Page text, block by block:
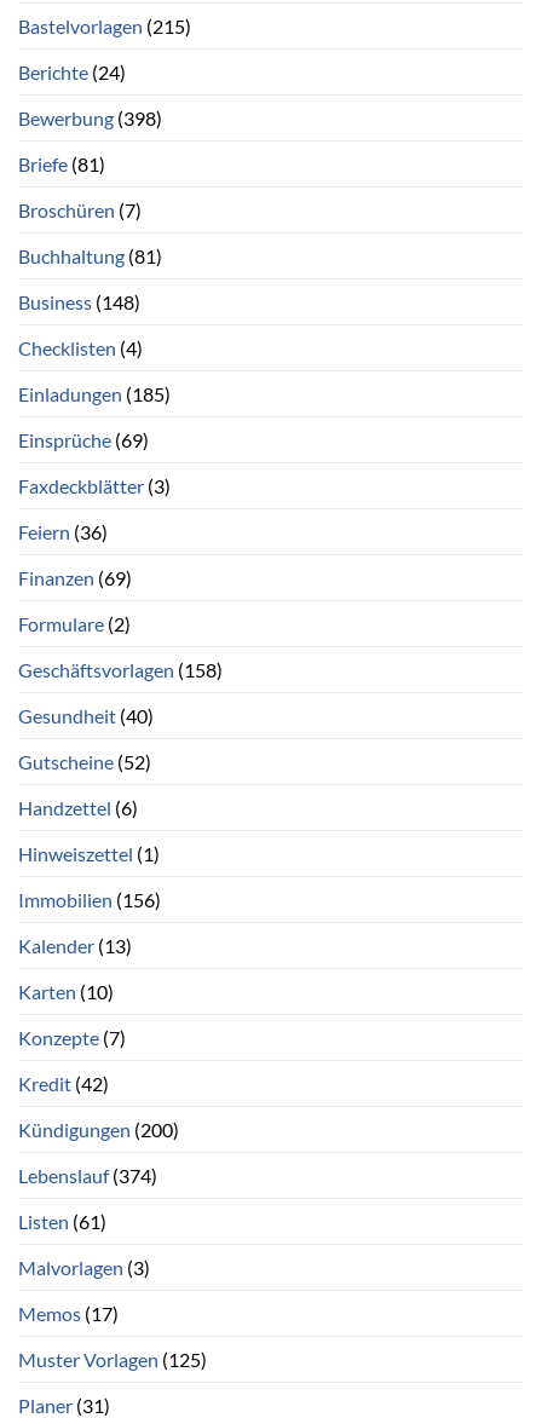
Bastelvorlagen (215)
Berichte (24)
Bewerbung (398)
Briefe (81)
Broschüren (7)
Buchhaltung (81)
Business (148)
Checklisten (4)
Einladungen (185)
Einsprüche (69)
Faxdeckblätter (3)
Feiern (36)
Finanzen (69)
Formulare (2)
Geschäftsvorlagen (158)
Gesundheit (40)
Gutscheine (52)
Handzettel (6)
Hinweiszettel (1)
Immobilien (156)
Kalender (13)
Karten (10)
Konzepte (7)
Kredit (42)
Kündigungen (200)
Lebenslauf(374)
Listen (61)
Malvorlagen (3)
Memos (17)
Muster Vorlagen (125)
Planer (31)